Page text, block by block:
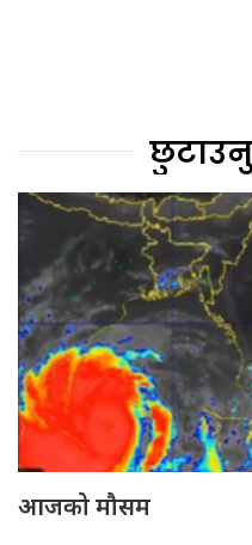
आजको मौसम